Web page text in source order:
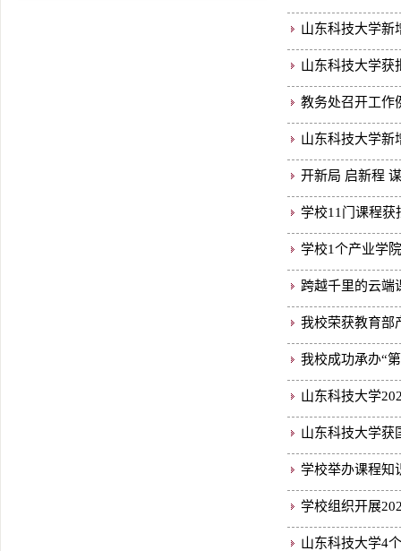
山东科技大学新
山东科技大学获
教务处召开工作
山东科技大学新
开新局 启新程
学校11门课程获
学校1个产业学
跨越千里的云端
我校荣获教育部
我校成功承办“
山东科技大学
山东科技大学获
学校举办课程知
学校组织开展
山东科技大学4